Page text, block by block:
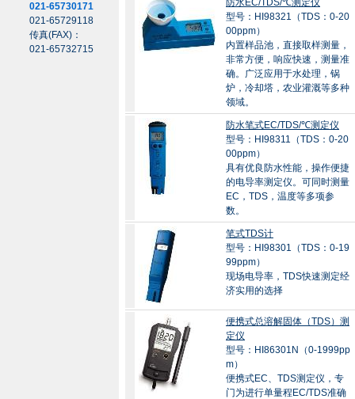
021-65730171
021-65729118
传真(FAX)：
021-65732715
防水EC/TDS/℃测定仪
型号：HI98321（TDS：0-20
00ppm）
内置样品池，直接取样测量，
非常方便，响应快速，测量准
确。广泛应用于水处理，锅
炉，冷却塔，农业灌溉等多种
领域。
防水笔式EC/TDS/℃测定仪
型号：HI98311（TDS：0-20
00ppm）
具有优良防水性能，操作便捷
的电导率测定仪。可同时测量
EC，TDS，温度等多项参
数。
笔式TDS计
型号：HI98301（TDS：0-19
99ppm）
现场电导率，TDS快速测定经
济实用的选择
便携式总溶解固体（TDS）测
定仪
型号：HI86301N（0-1999pp
m）
便携式EC、TDS测定仪，专
门为进行单量程EC/TDS准确